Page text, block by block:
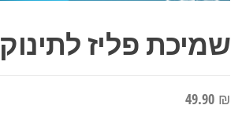
שמיכת פליז לתינוק
49.90 ₪